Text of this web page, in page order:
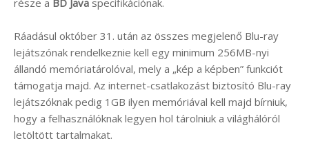
Ráadásul október 31. után az összes megjelenő Blu-ray
lejátszónak rendelkeznie kell egy minimum 256MB-nyi
állandó memóriatárolóval, mely a „kép a képben” funkciót
támogatja majd. Az internet-csatlakozást biztosító Blu-ray
lejátszóknak pedig 1GB ilyen memóriával kell majd bírniuk,
hogy a felhasználóknak legyen hol tárolniuk a világhálóról
letöltött tartalmakat.